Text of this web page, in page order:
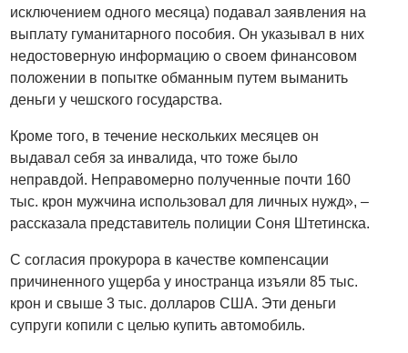
исключением одного месяца) подавал заявления на
выплату гуманитарного пособия. Он указывал в них
недостоверную информацию о своем финансовом
положении в попытке обманным путем выманить
деньги у чешского государства.
Кроме того, в течение нескольких месяцев он
выдавал себя за инвалида, что тоже было
неправдой. Неправомерно полученные почти 160
тыс. крон мужчина использовал для личных нужд», –
рассказала представитель полиции Соня Штетинска.
С согласия прокурора в качестве компенсации
причиненного ущерба у иностранца изъяли 85 тыс.
крон и свыше 3 тыс. долларов США. Эти деньги
супруги копили с целью купить автомобиль.